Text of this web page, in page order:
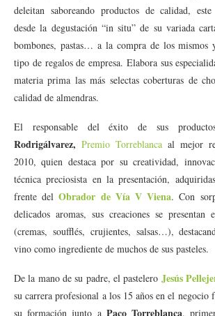
deleitan saboreando productos de calidad,
desde la degustación “in situ” de su variada
bombones, pastas… a la compra de los mismos
tipo de regalos de empresa. Elabora sus
materia prima las más selectas coberturas de
calidad de almendras.
El responsable del éxito de sus
Rodrigálvarez, Premio Torreblanca al mejor
2010, quien destaca por su creatividad,
técnica preciosista en la presentación,
frente delObrador de Vía V Viena. Con
delicados aromas, sus creaciones se presentan
(cremas, soufflés, crujientes, salsas…),
vino como ingrediente de muchos de sus pasteles.
De la mano de su padre, el pastelero Jesús
su carrera profesional a los 15 años en el negocio
su formación junto a Paco Torreblanca,